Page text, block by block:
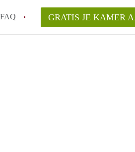
FAQ
onzelfstandige woonruimte (kamer) in
GRATIS JE KAMER